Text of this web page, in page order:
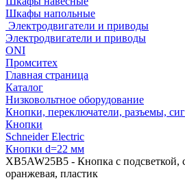
Шкафы напольные
Электродвигатели и приводы
Электродвигатели и приводы
ONI
Промситех
Главная страница
Каталог
Низковольтное оборудование
Кнопки, переключатели, разъемы,
Кнопки
Schneider Electric
Кнопки d=22 мм
XB5AW25B5 - Кнопка с подсветкой,
оранжевая, пластик